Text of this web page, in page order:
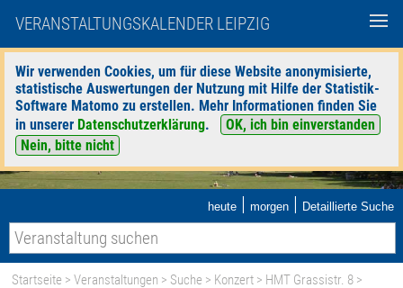
VERANSTALTUNGSKALENDER LEIPZIG
Wir verwenden Cookies, um für diese Website anonymisierte,
statistische Auswertungen der Nutzung mit Hilfe der Statistik-
Software Matomo zu erstellen. Mehr Informationen finden Sie
in unserer Datenschutzerklärung.
OK, ich bin einverstanden
Nein, bitte nicht
heute | morgen | Detaillierte Suche
Startseite >Veranstaltungen > Suche > Konzert > HMT Grassistr. 8 >